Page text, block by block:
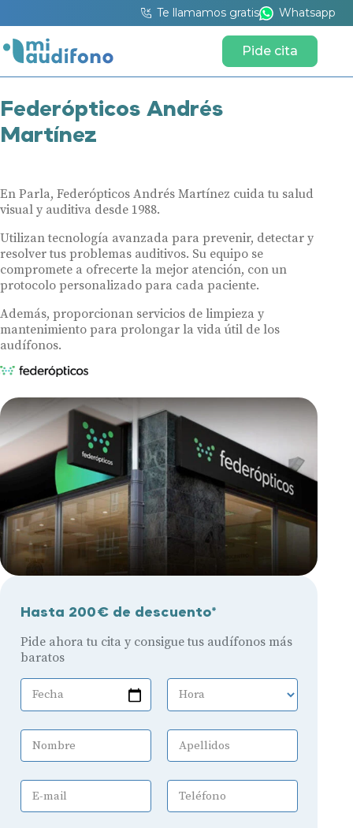
Te llamamos gratis Whatsapp
Pide cita
Federópticos Andrés
Martínez
En Parla, Federópticos Andrés Martínez cuida tu salud
visual y auditiva desde 1988.
Utilizan tecnología avanzada para prevenir, detectar y
resolver tus problemas auditivos. Su equipo se
compromete a ofrecerte la mejor atención, con un
protocolo personalizado para cada paciente.
Además, proporcionan servicios de limpieza y
mantenimiento para prolongar la vida útil de los
audífonos.
Hasta 200€ de descuento*
Pide ahora tu cita y consigue tus audífonos más
baratos
Fecha Hora
Nombre Apellidos
E-mail Teléfono